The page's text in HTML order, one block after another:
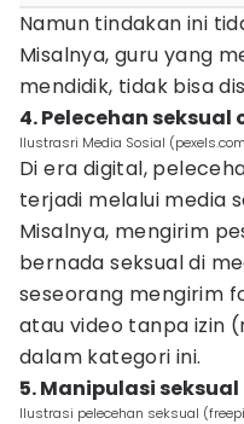
Namun tindakan ini
Misalnya, guru yang
mendidik, tidak bisa
4. Pelecehan seksual
Ilustrasri Media Sosial
Di era digital,
terjadi melalui media
Misalnya, mengirim
bernada seksual di
seseorang mengirim
atau video tanpa izin
dalam kategori ini.
5. Manipulasi seksual
Ilustrasi pelecehan seksual